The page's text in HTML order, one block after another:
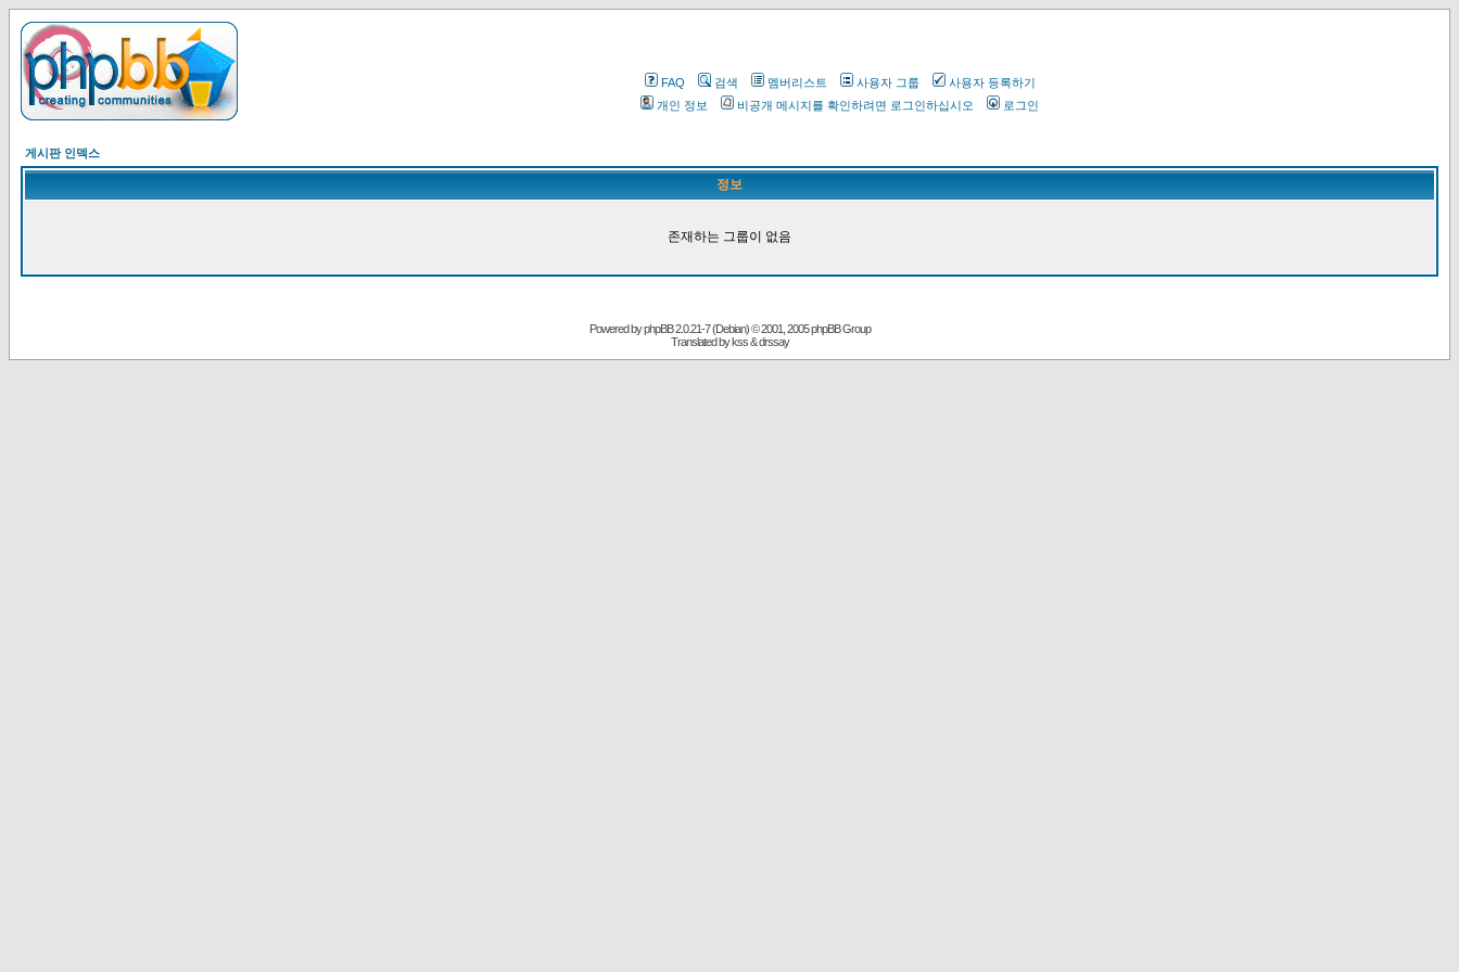
FAQ 검색 멤버리스트 사용자 그룹
사용자 등록하기
개인 정보
비공개 메시지를 확인하려면 로그인하십시오 로그인
게시판 인덱스
정보
존재하는 그룹이 없음
Powered byphpBB2.0.21-7 (Debian) © 2001, 2005 phpBB Group
Translated by kss & drssay